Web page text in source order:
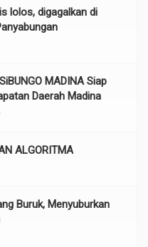
lolos, digagalkan di
MADINA Siap
Daerah Madina
ALGORITMA
Buruk, Menyuburkan